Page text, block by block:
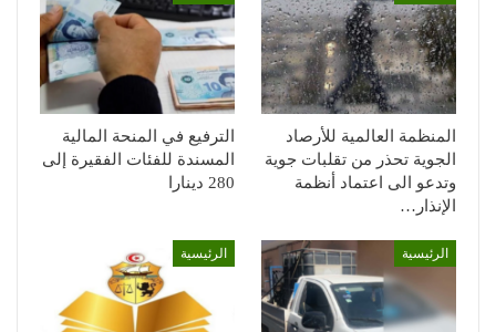
المنظمة العالمية للأرصاد
الجوية تحذر من تقلبات جوية
وتدعو الى اعتماد أنظمة
الإنذار…
الترفيع في المنحة المالية
المسندة للفئات الفقيرة إلى
280 دينارا
الرئيسية الرئيسية